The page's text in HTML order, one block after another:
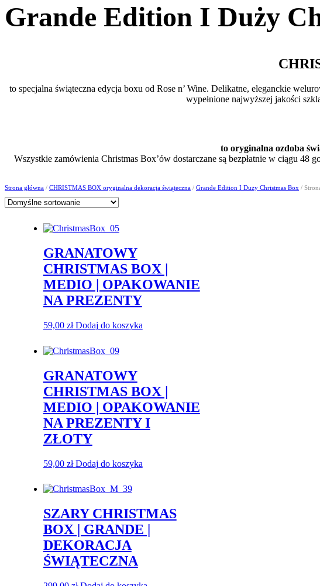
Grande Edition I Duży
to specjalna świąteczna edycja boxu od Rose n’ Wine. Delikatne, eleganckie
wypełnione najwyższej jakości
to oryginalna ozdoba
Wszystkie zamówienia Christmas Box’ów dostarczane są bezpłatnie w ciągu 48
Strona główna / CHRISTMAS BOX oryginalna dekoracja świąteczna / Grande Edition I Duży Christmas Box /
GRANATOWY
CHRISTMAS BOX |
MEDIO | OPAKOWANIE
NA PREZENTY
59,00 zł Dodaj do koszyka
GRANATOWY
CHRISTMAS BOX |
MEDIO | OPAKOWANIE
NA PREZENTY I
ZŁOTY
59,00 zł Dodaj do koszyka
SZARY CHRISTMAS
BOX | GRANDE |
DEKORACJA
ŚWIĄTECZNA